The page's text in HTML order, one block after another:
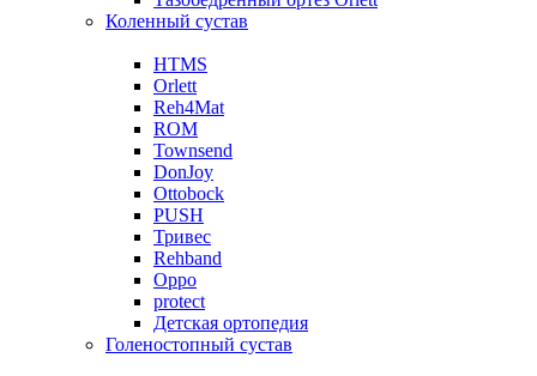
Коленный сустав
HTMS
Orlett
Reh4Mat
ROM
Townsend
DonJoy
Ottobock
PUSH
Тривес
Rehband
Oppo
protect
Детская ортопедия
Голеностопный сустав